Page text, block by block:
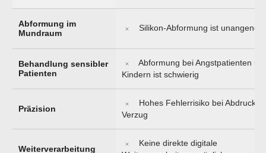
Abformung im
Mundraum
Silikon-Abformung ist
Behandlung sensibler
Patienten
Abformung bei Angstpatienten
Kindern ist schwierig
Präzision
Hohes Fehlerrisiko bei
Verzug
Weiterverarbeitung
Keine direkte digitale